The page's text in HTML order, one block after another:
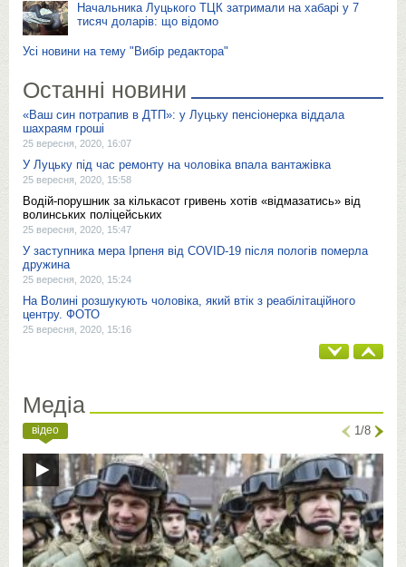
Начальника Луцького ТЦК затримали на хабарі у 7
тисяч доларів: що відомо
Усі новини на тему "Вибір редактора"
Останні новини
«Ваш син потрапив в ДТП»: у Луцьку пенсіонерка віддала
шахраям гроші
25 вересня, 2020, 16:07
У Луцьку під час ремонту на чоловіка впала вантажівка
25 вересня, 2020, 15:58
Водій-порушник за кількасот гривень хотів «відмазатись» від
волинських поліцейських
25 вересня, 2020, 15:47
У заступника мера Ірпеня від COVID-19 після пологів померла
дружина
25 вересня, 2020, 15:24
На Волині розшукують чоловіка, який втік з реабілітаційного
центру. ФОТО
25 вересня, 2020, 15:16
Медіа
відео 1/8